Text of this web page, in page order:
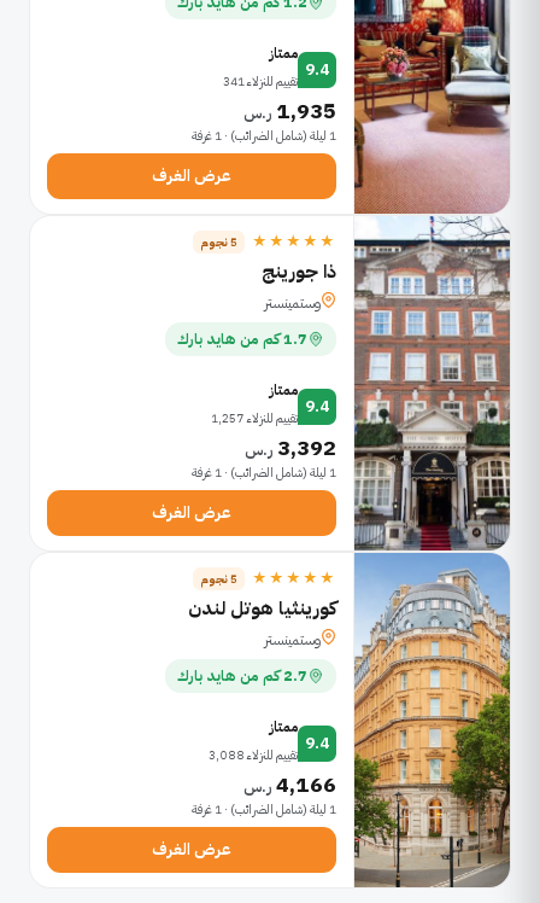
9.4
ممتاز
تقييم للنزلاء 341
1,935 ر.س
1 ليلة (شامل الضرائب) · 1 غرفة
عرض الغرف
★★★★★ 5 نجوم
ذا جورينج
وستمينستر
1.7 كم من هايد بارك
9.4
ممتاز
تقييم للنزلاء 1,257
3,392 ر.س
1 ليلة (شامل الضرائب) · 1 غرفة
عرض الغرف
★★★★★ 5 نجوم
كورينثيا هوتل لندن
وستمينستر
2.7 كم من هايد بارك
9.4
ممتاز
تقييم للنزلاء 3,088
4,166 ر.س
1 ليلة (شامل الضرائب) · 1 غرفة
عرض الغرف